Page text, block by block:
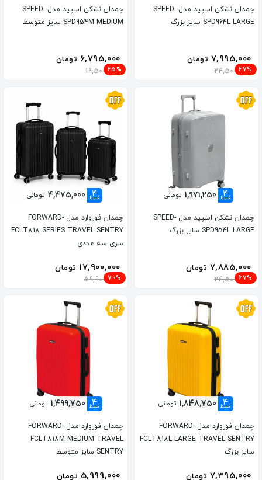
چمدان نشکن اسپید مدل SPEED-
SPD964L LARGE سایز بزرگ
7,995,000 تومان
24,500,000
67%
چمدان نشکن اسپید مدل SPEED-
SPD954M MEDIUM سایز متوسط
6,795,000 تومان
19,500,000
65%
4
قسط 1,971,250 تومانی
چمدان نشکن اسپید مدل SPEED-
SPD954L LARGE سایز بزرگ
7,885,000 تومان
24,500,000
67%
4
قسط 4,475,000 تومانی
چمدان فوروارد مدل FORWARD-
FCLT818 SERIES TRAVEL SENTRY
سری سه عددی
17,900,000 تومان
59,900,000
70%
4
قسط 1,848,750 تومانی
چمدان فوروارد مدل FORWARD-
FCLT818L LARGE TRAVEL SENTRY
سایز بزرگ
7,395,000 تومان
4
قسط 1,499,750 تومانی
چمدان فوروارد مدل FORWARD-
FCLT818M MEDIUM TRAVEL
SENTRY سایز متوسط
5,999,000 تومان